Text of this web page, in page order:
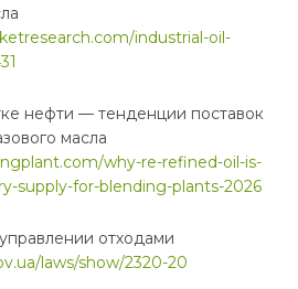
industrial-oil-
нефти — тенденции поставок
масла
why-re-refined-oil-is-
supply-for-blending-plants-2026
отходами
laws/show/2320-20